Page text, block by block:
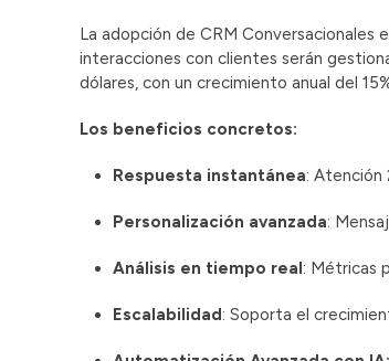
La adopción de CRM Conversacionales
interacciones con clientes serán
dólares, con un crecimiento anual del
Los beneficios concretos:
Respuesta instantánea: Atención
Personalización avanzada:
Análisis en tiempo real: Métricas
Escalabilidad: Soporta el